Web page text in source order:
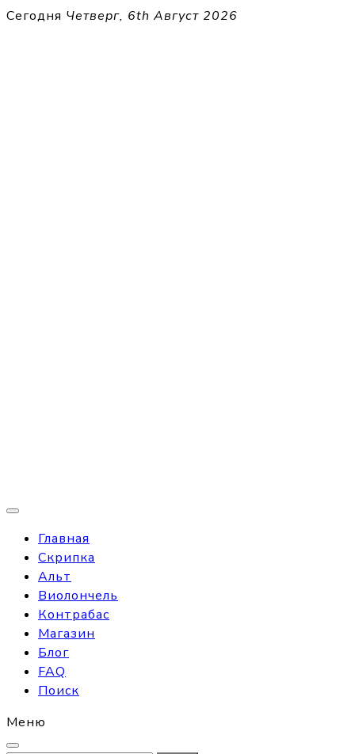
Перейти
Сегодня Четверг, 6th Август 2026
Главная
Скрипка
Альт
Виолончель
Контрабас
Магазин
Блог
FAQ
Поиск
Меню